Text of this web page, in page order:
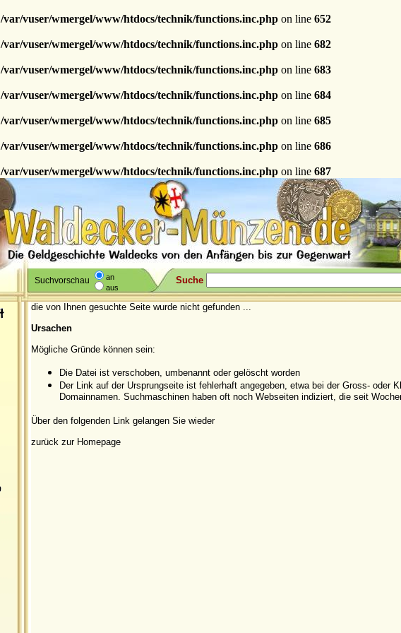
/var/vuser/wmergel/www/htdocs/technik/functions.inc.php on line 652
/var/vuser/wmergel/www/htdocs/technik/functions.inc.php on line 682
/var/vuser/wmergel/www/htdocs/technik/functions.inc.php on line 683
/var/vuser/wmergel/www/htdocs/technik/functions.inc.php on line 684
/var/vuser/wmergel/www/htdocs/technik/functions.inc.php on line 685
/var/vuser/wmergel/www/htdocs/technik/functions.inc.php on line 686
/var/vuser/wmergel/www/htdocs/technik/functions.inc.php on line 687
Suchvorschau
an
aus
Suche
die von Ihnen gesuchte Seite wurde nicht gefunden ...
Ursachen
Mögliche Gründe können sein:
Die Datei ist verschoben, umbenannt oder gelöscht worden
Der Link auf der Ursprungseite ist fehlerhaft angegeben, etwa bei der Gross- oder
Domainnamen. Suchmaschinen haben oft noch Webseiten indiziert, die seit
Über den folgenden Link gelangen Sie wieder
zurück zur Homepage